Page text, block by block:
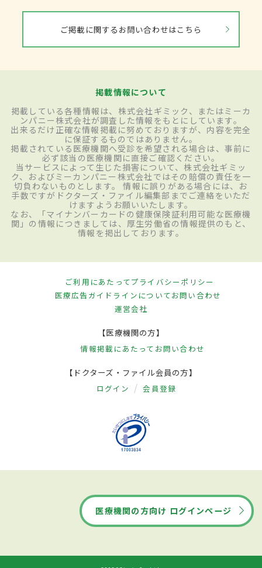
ご掲載に関するお問い合わせはこちら
掲載情報について
掲載している各種情報は、株式会社ギミック、またはミーカ
ンパニー株式会社が調査した情報をもとにしています。
出来るだけ正確な情報掲載に努めておりますが、内容を完全
に保証するものではありません。
掲載されている医療機関へ受診を希望される場合は、事前に
必ず該当の医療機関に直接ご確認ください。
当サービスによって生じた損害について、株式会社ギミッ
ク、およびミーカンパニー株式会社ではその賠償の責任を一
切負わないものとします。 情報に誤りがある場合には、お
手数ですがドクターズ・ファイル編集部までご連絡をいただ
けますようお願いいたします。
なお、「マイナンバーカードの健康保険証利用可能な医療機
関」の情報につきましては、厚生労働省の情報提供のもと、
情報を掲出しております。
ご利用にあたってプライバシーポリシー
医療広告ガイドラインについてお問い合わせ
運営会社
【医療機関の方】
情報掲載にあたって お問い合わせ
【ドクターズ・ファイル会員の方】
ログイン 会員登録
医療機関の方向け ログインページ